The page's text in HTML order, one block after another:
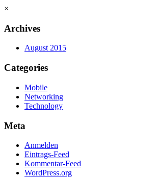
×
Archives
August 2015
Categories
Mobile
Networking
Technology
Meta
Anmelden
Eintrags-Feed
Kommentar-Feed
WordPress.org